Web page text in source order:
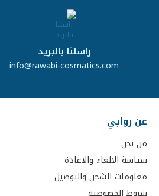
راسلنا بالبريد
info@rawabi-cosmatics.com
عن روابي
من نحن
سياسة الالغاء والاعادة
معلومات الشحن والتوصيل